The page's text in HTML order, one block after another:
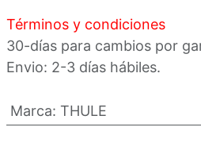
Términos y condiciones
30-días para cambios por
Envio: 2-3 días hábiles.
Marca: THULE